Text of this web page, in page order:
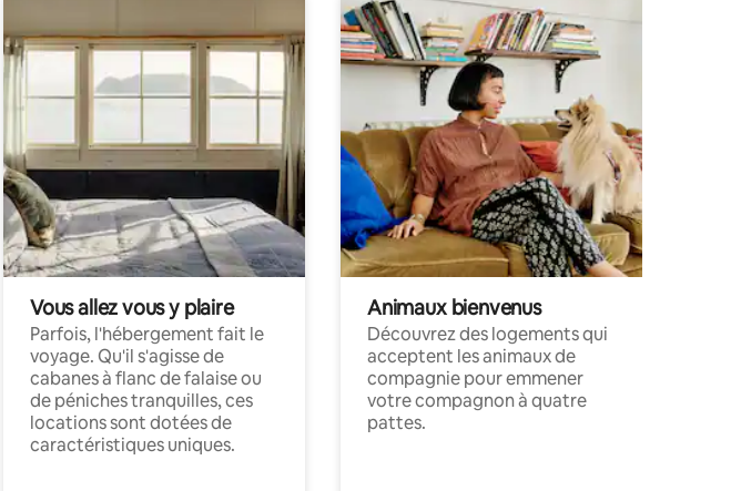
Vous allez vous y plaire
Parfois, l'hébergement fait le
voyage. Qu'il s'agisse de
cabanes à flanc de falaise ou
de péniches tranquilles, ces
locations sont dotées de
caractéristiques uniques.
Animaux bienvenus
Découvrez des logements qui
acceptent les animaux de
compagnie pour emmener
votre compagnon à quatre
pattes.